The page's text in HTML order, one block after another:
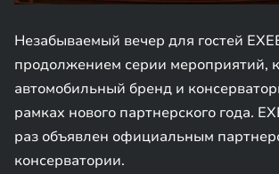
Незабываемый вечер для гостей
продолжением серии мероприятий,
автомобильный бренд и
рамках нового партнерского года.
раз объявлен официальным
консерватории.